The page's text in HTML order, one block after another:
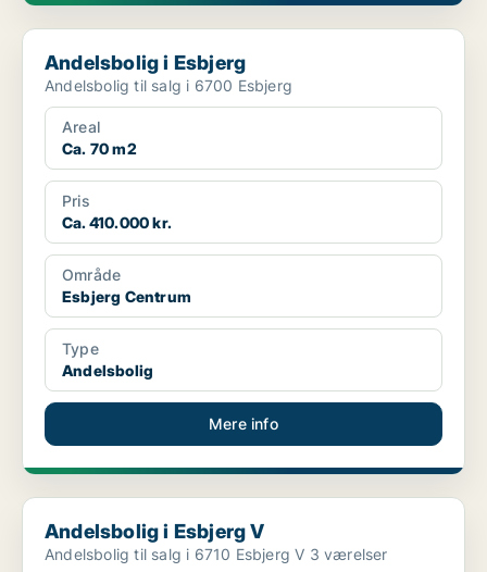
Andelsbolig i Esbjerg
Andelsbolig i Esbjerg
Andelsbolig til salg i 6700 Esbjerg
Areal
Ca. 70 m2
Pris
Ca. 410.000 kr.
Område
Esbjerg Centrum
Type
Andelsbolig
Mere info
Andelsbolig i Esbjerg V
Andelsbolig i Esbjerg V
Andelsbolig til salg i 6710 Esbjerg V 3 værelser